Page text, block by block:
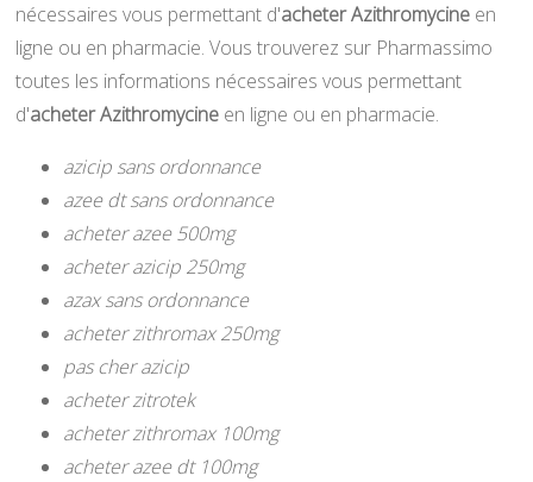
nécessaires vous permettant d'acheter Azithromycine en
ligne ou en pharmacie. Vous trouverez sur Pharmassimo
toutes les informations nécessaires vous permettant
d'acheter Azithromycine en ligne ou en pharmacie.
azicip sans ordonnance
azee dt sans ordonnance
acheter azee 500mg
acheter azicip 250mg
azax sans ordonnance
acheter zithromax 250mg
pas cher azicip
acheter zitrotek
acheter zithromax 100mg
acheter azee dt 100mg